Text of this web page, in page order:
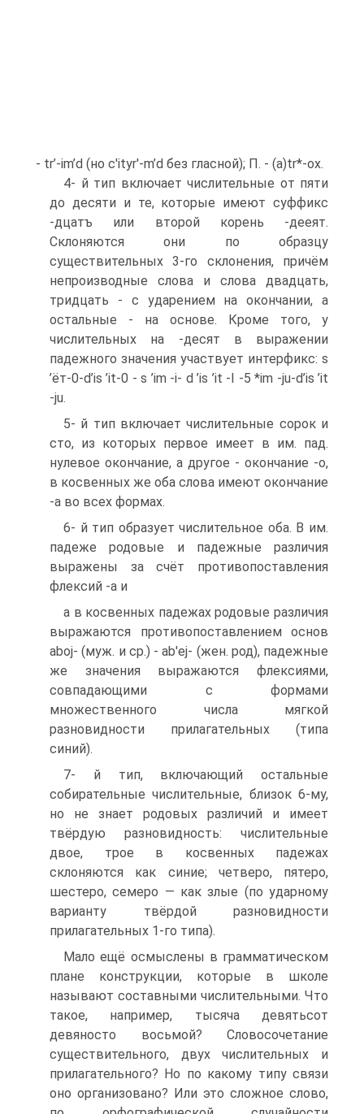
- tr’-im’d (но c'ityr'-m’d без гласной); П. - (a)tr*-ox.
4- й тип включает числительные от пяти
до десяти и те, которые имеют суффикс
-дцатъ или второй корень -дееят.
Склоняются они по образцу
существительных 3-го склонения, причём
непроизводные слова и слова двадцать,
тридцать - с ударением на окончании, а
остальные - на основе. Кроме того, у
числительных на -десят в выражении
падежного значения участвует интерфикс: s
’ёт-0-d’is ’it-0 - s ’im -i- d ’is ’it -I -5 *im -ju-d’is ’it
-ju.
5- й тип включает числительные сорок и
сто, из которых первое имеет в им. пад.
нулевое окончание, а другое - окончание -о,
в косвенных же оба слова имеют окончание
-а во всех формах.
6- й тип образует числительное оба. В им.
падеже родовые и падежные различия
выражены за счёт противопоставления
флексий -а и
а в косвенных падежах родовые различия
выражаются противопоставлением основ
aboj- (муж. и ср.) - ab'ej- (жен. род), падежные
же значения выражаются флексиями,
совпадающими с формами
множественного числа мягкой
разновидности прилагательных (типа
синий).
7- й тип, включающий остальные
собирательные числительные, близок 6-му,
но не знает родовых различий и имеет
твёрдую разновидность: числительные
двое, трое в косвенных падежах
склоняются как синие; четверо, пятеро,
шестеро, семеро — как злые (по ударному
варианту твёрдой разновидности
прилагательных 1-го типа).
Мало ещё осмыслены в грамматическом
плане конструкции, которые в школе
называют составными числительными. Что
такое, например, тысяча девятьсот
девяносто восьмой? Словосочетание
существительного, двух числительных и
прилагательного? Но по какому типу связи
оно организовано? Или это сложное слово,